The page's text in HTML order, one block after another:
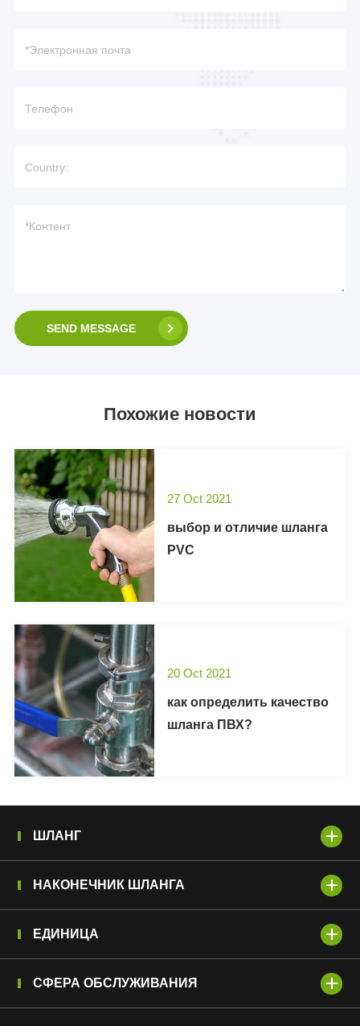
SEND MESSAGE
Похожие новости
27 Oct 2021
выбор и отличие шланга
PVC
20 Oct 2021
как определить качество
шланга ПВХ?
ШЛАНГ
НАКОНЕЧНИК ШЛАНГА
ЕДИНИЦА
СФЕРА ОБСЛУЖИВАНИЯ